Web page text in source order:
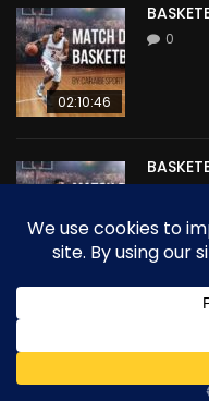
02:10:46
0
00:00
Site propulsé par
2025 - Martinique